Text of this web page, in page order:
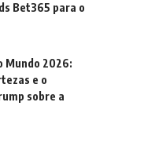
Bet365 para o
Mundo 2026:
e o
sobre a